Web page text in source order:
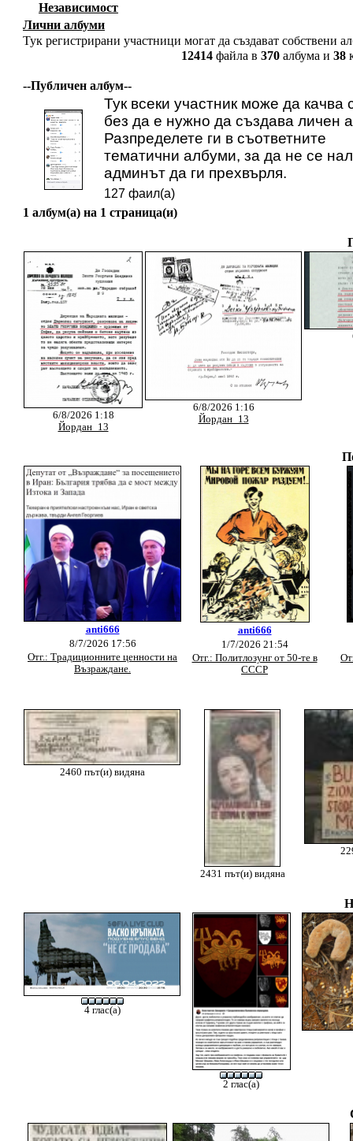
Независимост
Лични албуми
Тук регистрирани участници могат да създават собствени
12414 файла в 370 албума и 38
--Публичен албум--
Тук всеки участник може да качва
без да е нужно да създава личен
Разпределете ги в съответните
тематични албуми, за да не се
админът да ги прехвърля.
127 фаил(а)
1 албум(а) на 1 страница(и)
6/8/2026 1:18
Йордан_13
6/8/2026 1:16
Йордан_13
anti666
8/7/2026 17:56
Отг.: Традиционните ценности на
Възраждане.
anti666
1/7/2026 21:54
Отг.: Политлозунг от 50-те в
СССР
2460 път(и) видяна
2431 път(и) видяна
4 глас(а)
2 глас(а)